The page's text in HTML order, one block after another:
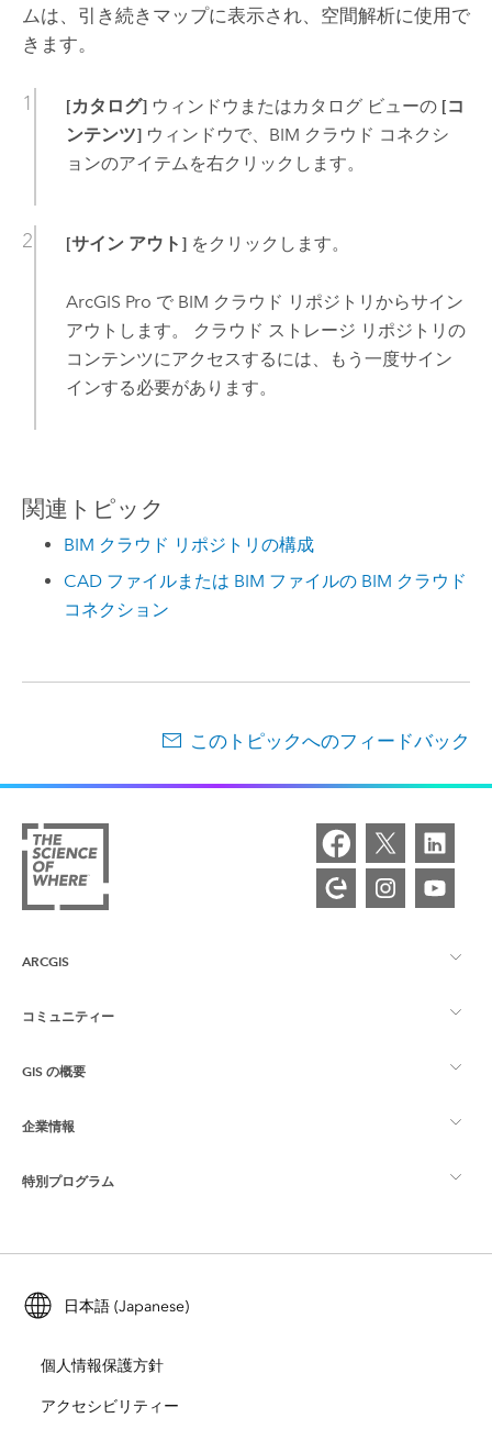
ムは、引き続きマップに表示され、空間解析に使用で
きます。
[カタログ]ウィンドウまたはカタログ ビューの [コ
ンテンツ]ウィンドウで、BIM クラウド コネクシ
ョンのアイテムを右クリックします。
[サイン アウト]をクリックします。
ArcGIS Pro で BIM クラウド リポジトリからサイン
アウトします。 クラウド ストレージ リポジトリの
コンテンツにアクセスするには、もう一度サイン
インする必要があります。
関連トピック
BIM クラウド リポジトリの構成
CAD ファイルまたは BIM ファイルの BIM クラウド
コネクション
このトピックへのフィードバック
ARCGIS
ArcGIS の概要
マッピング
コミュニティー
Esri Community
ArcGIS ブログ
Esri Young Professionals Network
GIS の概要
GIS とは
ロケーション インテリジェンス
トレーニング
ArcUser
ArcNews
企業情報
Esri について
採用情報
オープンビジョン
特別プログラム
ArcGIS for Student Use
自然保護
日本語 (Japanese)
個人情報保護方針
アクセシビリティー